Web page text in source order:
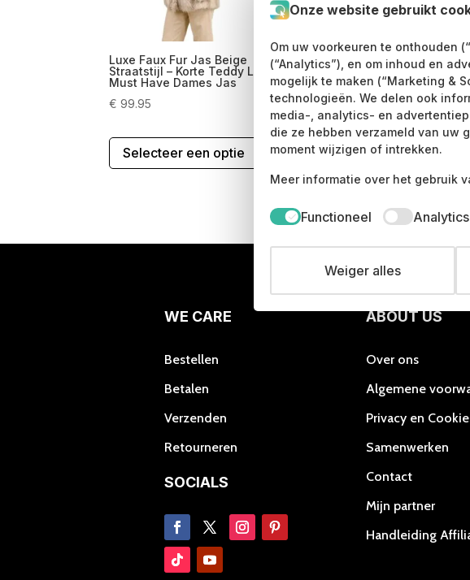
Luxe Faux Fur Jas Beige
Straatstijl – Korte Teddy Look –
Must Have Dames Jas
€ 99.95
Selecteer een optie
Dit
product
variaties.
Deze
optie
Leopard Brown Faux
Straatstijl – Met
Streetproof & Comfy
Print Coat
€89.95
WE CARE
Bestellen
Betalen
Verzenden
Retourneren
SOCIALS
ABOUT US
Over ons
Algemene
Privacy en
Samenwerken
Contact
Mijn partner
Handleiding
Onze website gebruikt
Om uw voorkeuren te onthouden
(“Analytics”), en om inhoud en
mogelijk te maken (“Marketing &
technologieën. We delen ook
media-, analytics- en
die ze hebben verzameld van uw
moment wijzigen of intrekken.
Meer informatie over het gebruik
Functioneel Analytics
Weiger alles